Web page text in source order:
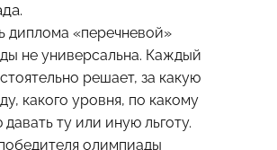
диплома «перечневой»
не универсальна. Каждый
решает, за какую
какого уровня, по какому
ту или иную льготу.
олимпиады